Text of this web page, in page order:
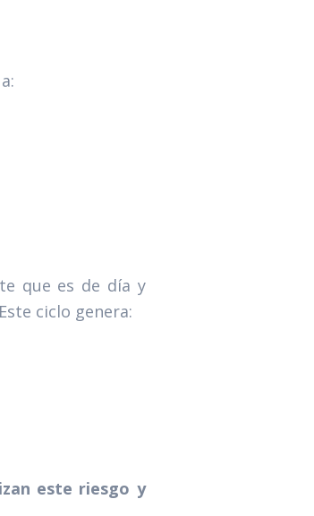
que es de día y
ciclo genera:
este riesgo y